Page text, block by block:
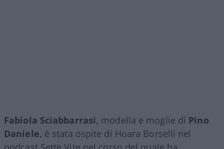
Fabiola Sciabbarrasi, modella e moglie di Pino
Daniele, è stata ospite di Hoara Borselli nel